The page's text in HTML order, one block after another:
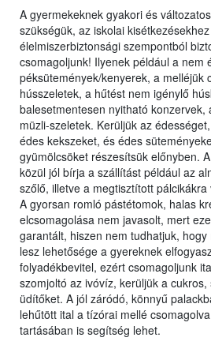
A gyermekeknek gyakori és
szükségük, az iskolai
élelmiszerbiztonsági szempontból
csomagoljunk! Ilyenek például a nem
péksütemények/kenyerek, a melléjük
hússzeletek, a hűtést nem igénylő
balesetmentesen nyitható konzervek,
müzli-szeletek. Kerüljük az
édes kekszeket, és édes
gyümölcsöket részesítsük előnyben.
közül jól bírja a szállítást például az
szőlő, illetve a megtisztított
A gyorsan romló pástétomok, halas
elcsomagolása nem javasolt, mert
garantált, hiszen nem tudhatjuk,
lesz lehetősége a gyereknek
folyadékbevitel, ezért csomagoljunk
szomjoltó az ivóvíz, kerüljük a
üdítőket. A jól záródó, könnyű
lehűtött ital a tízórai mellé
tartásában is segítség lehet.